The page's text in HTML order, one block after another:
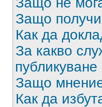
Защо
Как да
За какво
Защо
Как да